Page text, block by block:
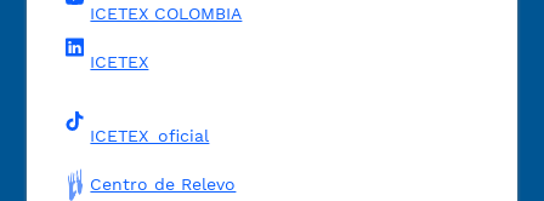
ICETEX COLOMBIA
ICETEX
ICETEX_oficial
Centro de Relevo